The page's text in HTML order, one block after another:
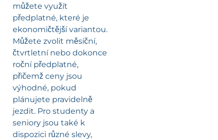
můžete využít
předplatné, které je
ekonomičtější variantou.
Můžete zvolit měsíční,
čtvrtletní nebo dokonce
roční předplatné,
přičemž ceny jsou
výhodné, pokud
plánujete pravidelně
jezdit. Pro studenty a
seniory jsou také k
dispozici různé slevy,